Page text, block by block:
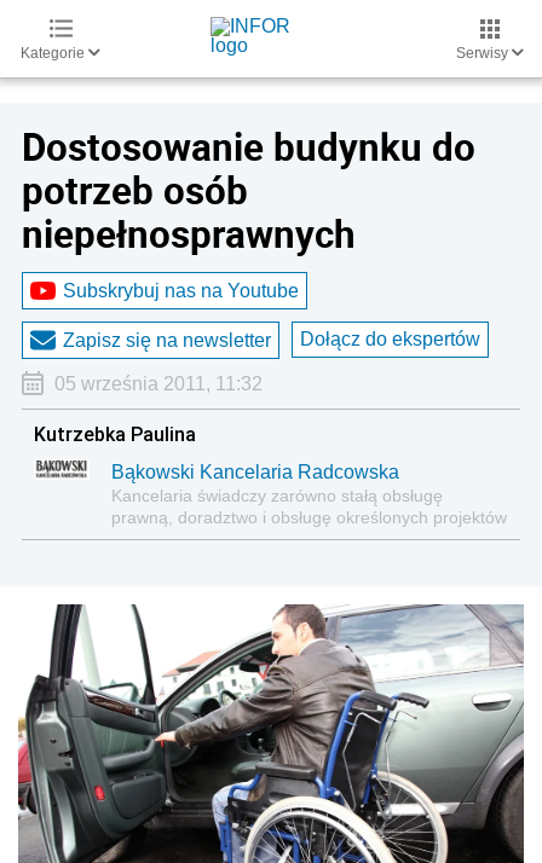
Kategorie Serwisy
Dostosowanie budynku do
potrzeb osób
niepełnosprawnych
Subskrybuj nas na Youtube
Zapisz się na newsletter Dołącz do ekspertów
05 września 2011, 11:32
Kutrzebka Paulina
Bąkowski Kancelaria Radcowska
Kancelaria świadczy zarówno stałą obsługę
prawną, doradztwo i obsługę określonych projektów
czy transakcji o charakterze jednorazowym.